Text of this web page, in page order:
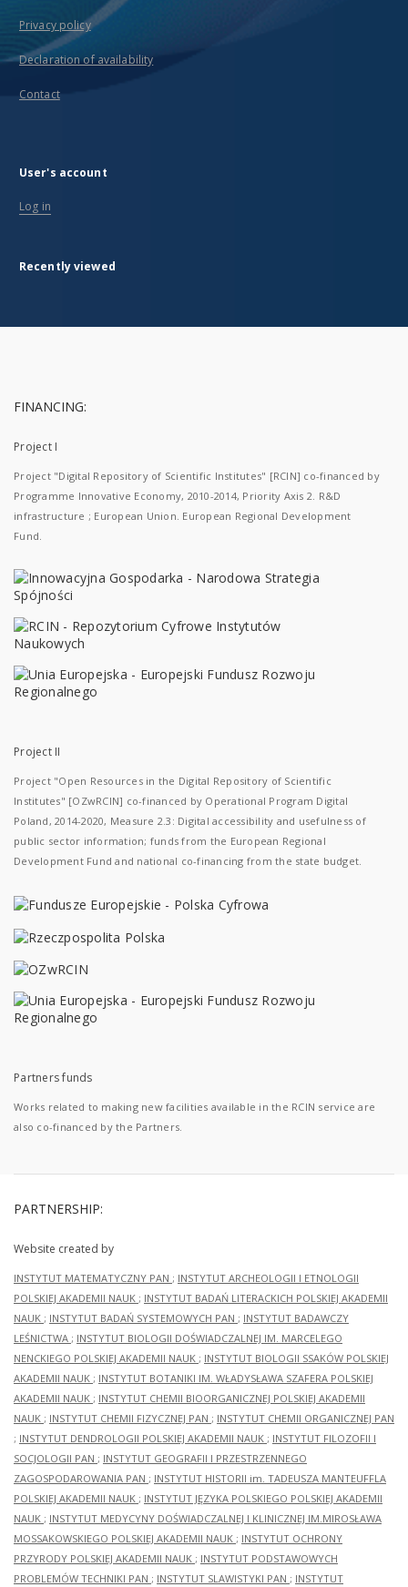
Privacy policy
Declaration of availability
Contact
User's account
Log in
Recently viewed
FINANCING:
Project I
Project "Digital Repository of Scientific Institutes" [RCIN] co-financed by
Programme Innovative Economy, 2010-2014, Priority Axis 2. R&D
infrastructure ; European Union. European Regional Development
Fund.
Project II
Project "Open Resources in the Digital Repository of Scientific
Institutes" [OZwRCIN] co-financed by Operational Program Digital
Poland, 2014-2020, Measure 2.3: Digital accessibility and usefulness of
public sector information; funds from the European Regional
Development Fund and national co-financing from the state budget.
Partners funds
Works related to making new facilities available in the RCIN service are
also co-financed by the Partners.
PARTNERSHIP:
Website created by
INSTYTUT MATEMATYCZNY PAN ; INSTYTUT ARCHEOLOGII I ETNOLOGII
POLSKIEJ AKADEMII NAUK ; INSTYTUT BADAŃ LITERACKICH POLSKIEJ AKADEMII
NAUK ; INSTYTUT BADAŃ SYSTEMOWYCH PAN ; INSTYTUT BADAWCZY
LEŚNICTWA ; INSTYTUT BIOLOGII DOŚWIADCZALNEJ IM. MARCELEGO
NENCKIEGO POLSKIEJ AKADEMII NAUK ; INSTYTUT BIOLOGII SSAKÓW POLSKIEJ
AKADEMII NAUK ; INSTYTUT BOTANIKI IM. WŁADYSŁAWA SZAFERA POLSKIEJ
AKADEMII NAUK ; INSTYTUT CHEMII BIOORGANICZNEJ POLSKIEJ AKADEMII
NAUK ; INSTYTUT CHEMII FIZYCZNEJ PAN ; INSTYTUT CHEMII ORGANICZNEJ PAN
; INSTYTUT DENDROLOGII POLSKIEJ AKADEMII NAUK ; INSTYTUT FILOZOFII I
SOCJOLOGII PAN ; INSTYTUT GEOGRAFII I PRZESTRZENNEGO
ZAGOSPODAROWANIA PAN ; INSTYTUT HISTORII im. TADEUSZA MANTEUFFLA
POLSKIEJ AKADEMII NAUK ; INSTYTUT JĘZYKA POLSKIEGO POLSKIEJ AKADEMII
NAUK ; INSTYTUT MEDYCYNY DOŚWIADCZALNEJ I KLINICZNEJ IM.MIROSŁAWA
MOSSAKOWSKIEGO POLSKIEJ AKADEMII NAUK ; INSTYTUT OCHRONY
PRZYRODY POLSKIEJ AKADEMII NAUK ; INSTYTUT PODSTAWOWYCH
PROBLEMÓW TECHNIKI PAN ; INSTYTUT SLAWISTYKI PAN ; INSTYTUT